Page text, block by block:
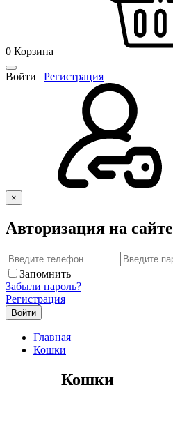
0 Корзина
Войти | Регистрация
×
Авторизация на сайте
Запомнить
Забыли пароль?
Регистрация
Главная
Кошки
Кошки